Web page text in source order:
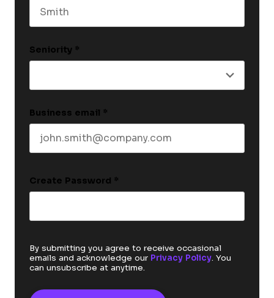
Seniority *
Business email *
Create Password *
By submitting you agree to receive occasional
emails and acknowledge our Privacy Policy. You
can unsubscribe at anytime.